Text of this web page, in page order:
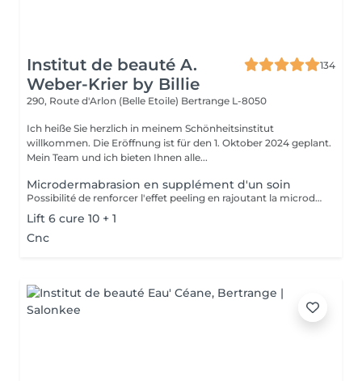
Institut de beauté A.
Weber-Krier by Billie
134
290, Route d'Arlon (Belle Etoile) Bertrange L-8050
Ich heiße Sie herzlich in meinem Schönheitsinstitut
willkommen. Die Eröffnung ist für den 1. Oktober 2024 geplant.
Mein Team und ich bieten Ihnen alle...
Microdermabrasion en supplément d'un soin
Possibilité de renforcer l'effet peeling en rajoutant la microdermabrasion au début du soin.
Lift 6 cure 10 + 1
Cnc